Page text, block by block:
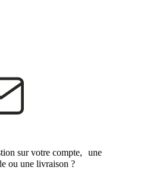
sur votre compte, une
ou une livraison ?